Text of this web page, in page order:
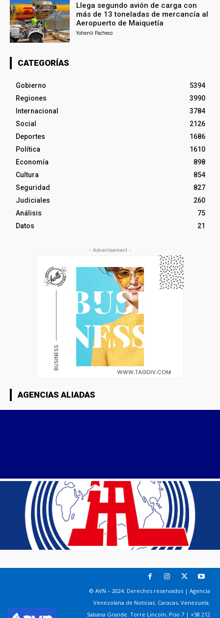
Llega segundo avión de carga con
más de 13 toneladas de mercancía al
Aeropuerto de Maiquetía
Yohenli Pacheco
CATEGORÍAS
Gobierno
5394
Regiones
3990
Internacional
3784
Social
2126
Deportes
1686
Política
1610
Economía
898
Cultura
854
Seguridad
827
Judiciales
260
Análisis
75
Datos
21
- Advertisement -
AGENCIAS ALIADAS
© AVN – 2024. Derechos reservados | Agencia
Venezolana de Noticias. Caracas, Venezuela.
Sabana Grande. Torre Lincoln, Piso 7 | +58 212